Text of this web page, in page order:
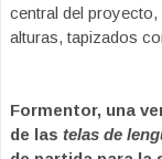
central del
alturas, tapizados
Formentor, una
de las telas de